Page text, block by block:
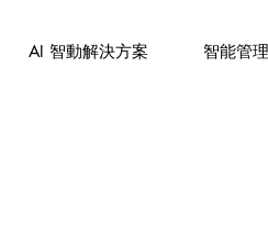
AI 智動解決方案 智能管